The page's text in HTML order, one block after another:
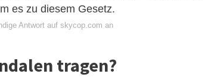
es zu diesem Gesetz.
Antwort auf skycop.com an
tragen?